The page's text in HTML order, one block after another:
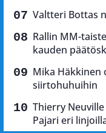
Valtteri Bottas
Rallin MM-
kauden
Mika Häkkinen
siirtohuhuihin
Thierry
Pajari eri